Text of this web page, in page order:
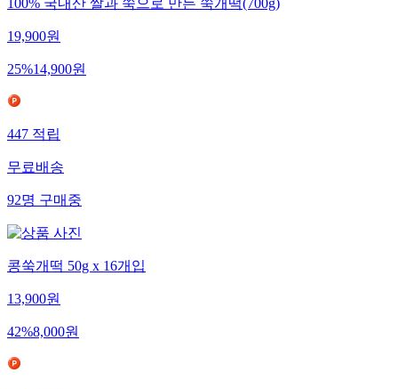
100% 국내산 쌀과 쑥으로 만든 쑥개떡(700g)
19,900원
25%14,900원
447적립
무료배송
92명구매중
콩쑥개떡 50g x 16개입
13,900원
42%8,000원